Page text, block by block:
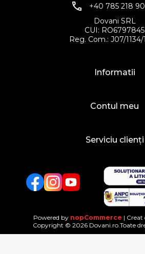
+40 785 218
Dovani SRL
CUI: RO6797845
Reg. Com.: J07/
Informatii
Contul meu
Serviciu clienți
FacebookTwitterYouTube
Powered by nopCommerce | Creat
Copyright © 2026 Dovani.ro.Toate